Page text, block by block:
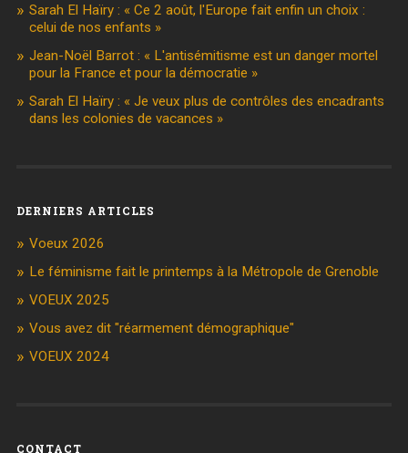
Sarah El Haïry : « Ce 2 août, l'Europe fait enfin un choix :
celui de nos enfants »
Jean-Noël Barrot : « L'antisémitisme est un danger mortel
pour la France et pour la démocratie »
Sarah El Haïry : « Je veux plus de contrôles des encadrants
dans les colonies de vacances »
DERNIERS ARTICLES
Voeux 2026
Le féminisme fait le printemps à la Métropole de Grenoble
VOEUX 2025
Vous avez dit "réarmement démographique"
VOEUX 2024
CONTACT